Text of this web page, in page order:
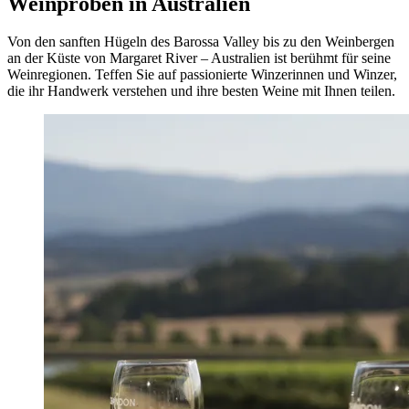
Von den sanften Hügeln des Barossa Valley bis zu den Weinbergen
an der Küste von Margaret River – Australien ist berühmt für seine
Weinregionen. Teffen Sie auf passionierte Winzerinnen und Winzer,
die ihr Handwerk verstehen und ihre besten Weine mit Ihnen teilen.